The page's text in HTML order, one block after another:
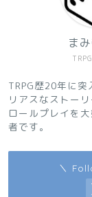
ま
TRPG歴20年に
リアスなストー
ロールプレイを
者です。
＼